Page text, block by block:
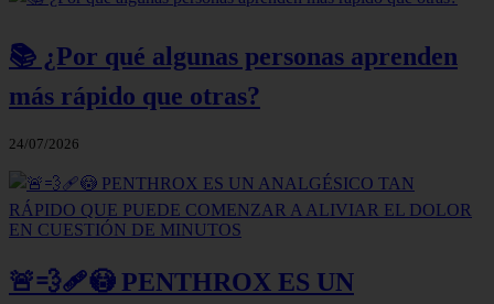
📚 ¿Por qué algunas personas aprenden
más rápido que otras?
24/07/2026
🚨💨🩹😳 PENTHROX ES UN